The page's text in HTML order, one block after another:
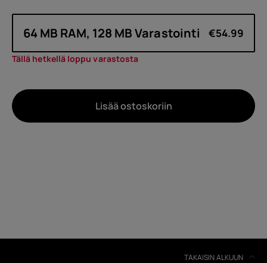
64 MB RAM, 128 MB Varastointi €54.99
Tällä hetkellä loppu varastosta
Lisää ostoskoriin
TAKAISIN ALKUUN